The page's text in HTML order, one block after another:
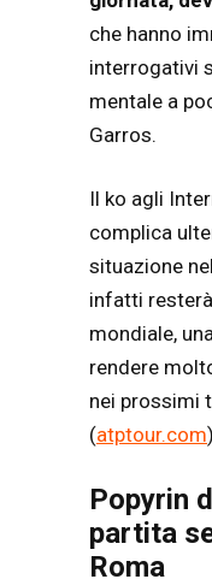
che hanno
interrogativi
mentale a
Garros.
Il ko agli
complica
situazione
infatti
mondiale,
rendere
nei prossimi
(atptour.com)
Popyrin
partita
Roma